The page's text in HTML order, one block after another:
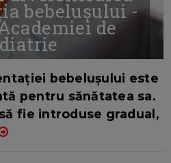
bebelușului -
de
bebelușului este
pentru sănătatea sa.
fie introduse gradual,